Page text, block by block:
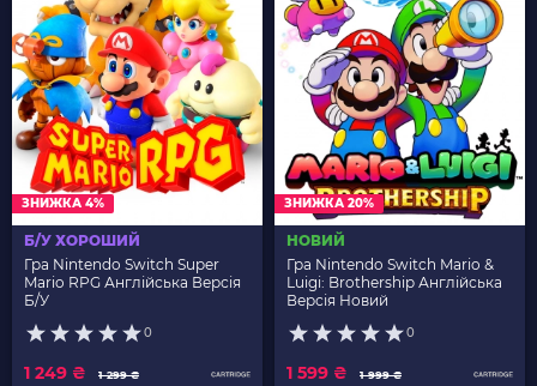
ЗНИЖКА 4%
Б/У ХОРОШИЙ
Гра Nintendo Switch Super
Mario RPG Англійська Версія
Б/У
0
1 299 ₴
1 249 ₴
ЗНИЖКА 20%
НОВИЙ
Гра Nintendo Switch Mario &
Luigi: Brothership Англійська
Версія Новий
0
1 999 ₴
1 599 ₴